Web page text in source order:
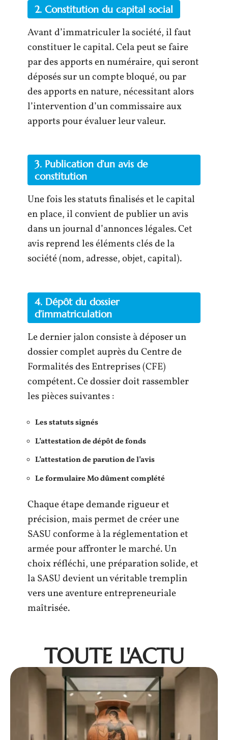
2. Constitution du capital social
Avant d’immatriculer la société, il faut
constituer le capital. Cela peut se faire
par des apports en numéraire, qui seront
déposés sur un compte bloqué, ou par
des apports en nature, nécessitant alors
l’intervention d’un commissaire aux
apports pour évaluer leur valeur.
3. Publication d’un avis de
constitution
Une fois les statuts finalisés et le capital
en place, il convient de publier un avis
dans un journal d’annonces légales. Cet
avis reprend les éléments clés de la
société (nom, adresse, objet, capital).
4. Dépôt du dossier
d’immatriculation
Le dernier jalon consiste à déposer un
dossier complet auprès du Centre de
Formalités des Entreprises (CFE)
compétent. Ce dossier doit rassembler
les pièces suivantes :
Les statuts signés
L’attestation de dépôt de fonds
L’attestation de parution de l’avis
Le formulaire M0 dûment complété
Chaque étape demande rigueur et
précision, mais permet de créer une
SASU conforme à la réglementation et
armée pour affronter le marché. Un
choix réfléchi, une préparation solide, et
la SASU devient un véritable tremplin
vers une aventure entrepreneuriale
maîtrisée.
TOUTE L'ACTU